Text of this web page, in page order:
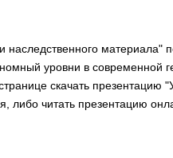
наследственного материала"
уровни в современной
скачать презентацию
либо читать презентацию